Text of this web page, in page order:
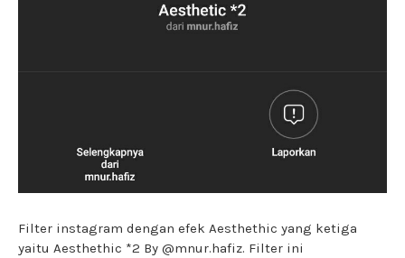
Filter instagram dengan efek Aesthethic yang ketiga
yaitu Aesthethic *2 By @mnur.hafiz. Filter ini